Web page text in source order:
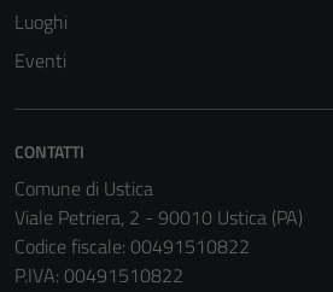
Luoghi
Eventi
CONTATTI
Comune di Ustica
Viale Petriera, 2 - 90010 Ustica (PA)
Codice fiscale: 00491510822
P.IVA: 00491510822